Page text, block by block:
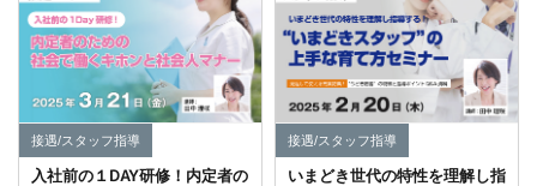
接遇/スタッフ指導
入社前の１DAY研修！内定者の
接遇/スタッフ指導
いまどき世代の特性を理解し指